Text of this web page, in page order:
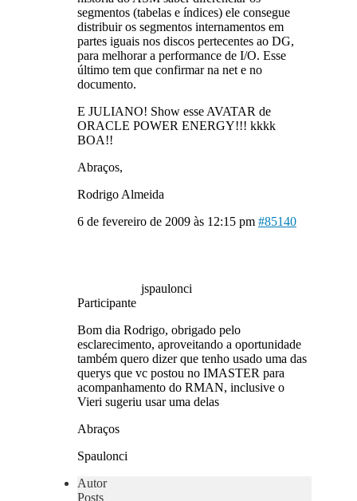
segmentos (tabelas e índices) ele consegue
distribuir os segmentos internamentos em
partes iguais nos discos pertecentes ao DG,
para melhorar a performance de I/O. Esse
último tem que confirmar na net e no
documento.
E JULIANO! Show esse AVATAR de
ORACLE POWER ENERGY!!! kkkk
BOA!!
Abraços,
Rodrigo Almeida
6 de fevereiro de 2009 às 12:15 pm #85140
jspaulonci
Participante
Bom dia Rodrigo, obrigado pelo
esclarecimento, aproveitando a oportunidade
também quero dizer que tenho usado uma das
querys que vc postou no IMASTER para
acompanhamento do RMAN, inclusive o
Vieri sugeriu usar uma delas
Abraços
Spaulonci
Autor
Posts